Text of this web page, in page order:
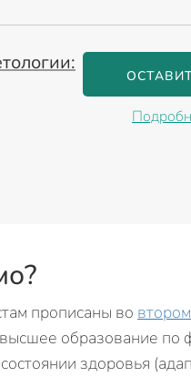
прописаны во
образование по
здоровья